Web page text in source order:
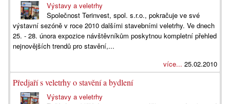
Výstavy a veletrhy
Společnost Terinvest, spol. s.r.o., pokračuje ve své
výstavní sezóně v roce 2010 dalšími stavebními veletrhy. Ve dnech
25. - 28. února expozice návštěvníkům poskytnou kompletní přehled
nejnovějších trendů pro stavění,...
více... 25.02.2010
Předjaří s veletrhy o stavění a bydlení
Výstavy a veletrhy